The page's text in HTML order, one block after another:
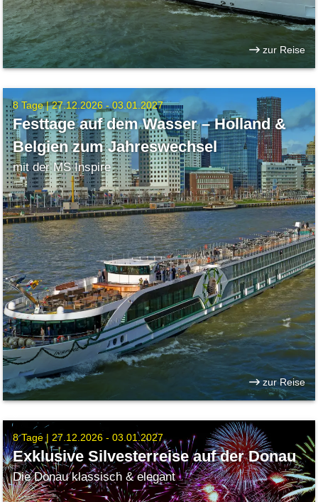
zur Reise
8 Tage |27.12.2026 - 03.01.2027
Festtage auf dem Wasser – Holland &
Belgien zum Jahreswechsel
mit der MS Inspire
zur Reise
8 Tage | 27.12.2026 - 03.01.2027
Exklusive Silvesterreise auf der Donau
Die Donau klassisch & elegant